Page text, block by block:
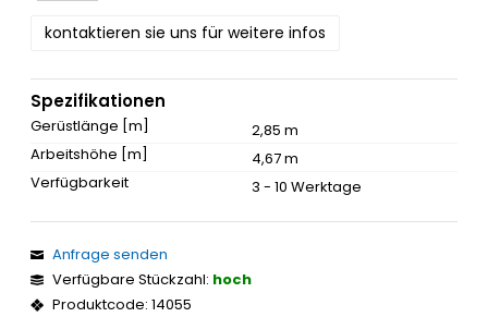
kontaktieren sie uns für weitere infos
Spezifikationen
Gerüstlänge [m]
2,85 m
Arbeitshöhe [m]
4,67 m
Verfügbarkeit
3 - 10 Werktage
Anfrage senden
Verfügbare Stückzahl: hoch
Produktcode: 14055